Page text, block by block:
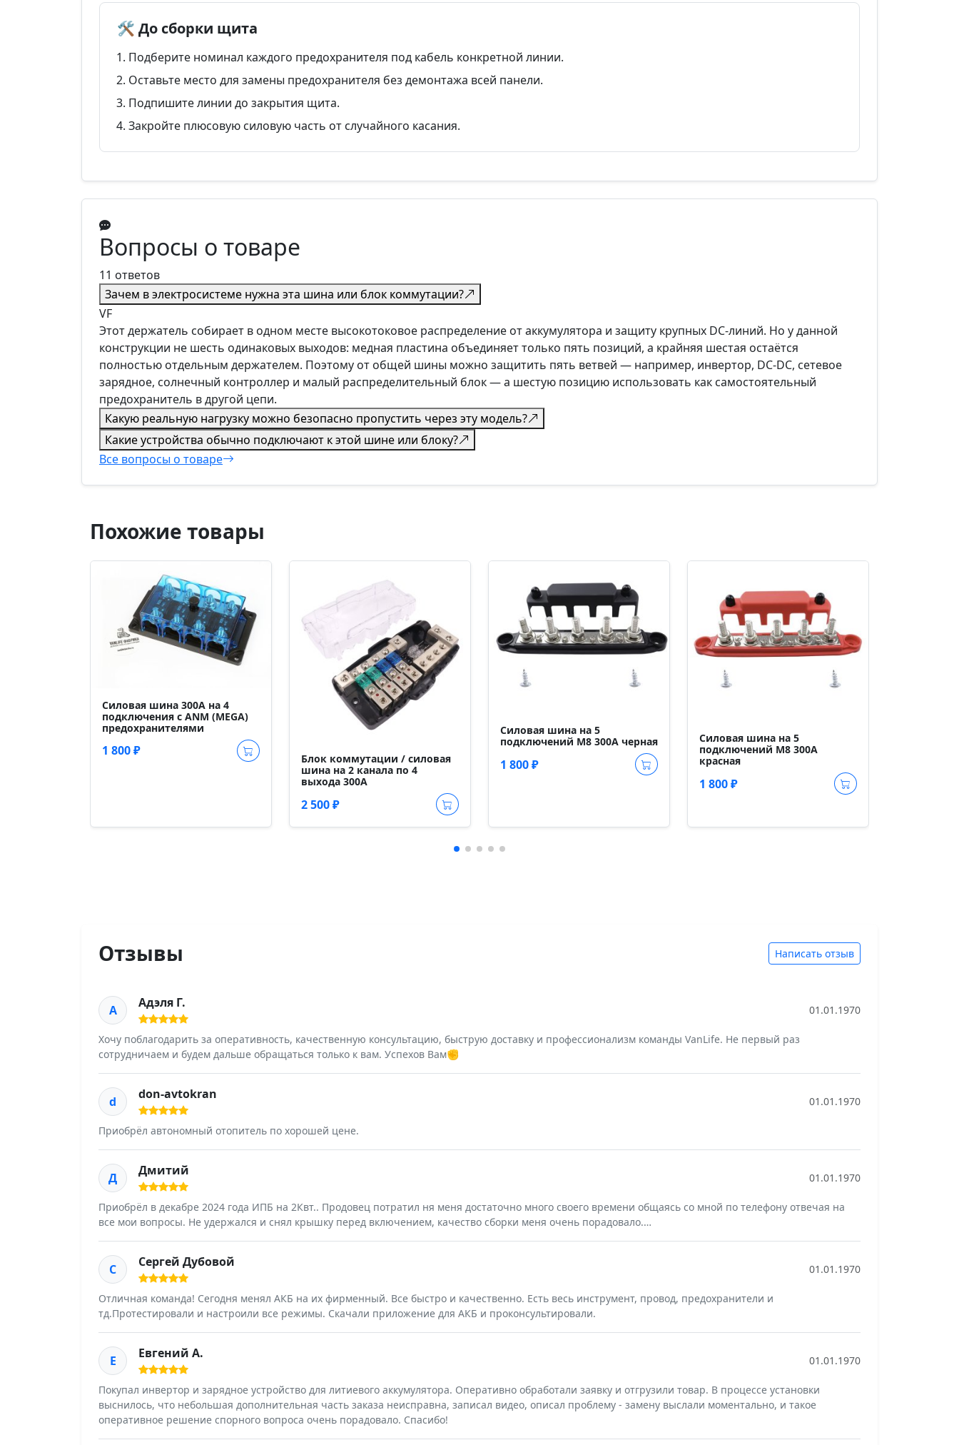
🛠️ До сборки щита
Подберите номинал каждого предохранителя под кабель конкретной линии.
Оставьте место для замены предохранителя без демонтажа всей панели.
Подпишите линии до закрытия щита.
Закройте плюсовую силовую часть от случайного касания.
Вопросы о товаре
11 ответов
Зачем в электросистеме нужна эта шина или блок коммутации?
VF
Этот держатель собирает в одном месте высокотоковое распределение от аккумулятора и защиту крупных DC-линий. Но у данной
конструкции не шесть одинаковых выходов: медная пластина объединяет только пять позиций, а крайняя шестая остаётся
полностью отдельным держателем. Поэтому от общей шины можно защитить пять ветвей — например, инвертор, DC-DC, сетевое
зарядное, солнечный контроллер и малый распределительный блок — а шестую позицию использовать как самостоятельный
предохранитель в другой цепи.
Какую реальную нагрузку можно безопасно пропустить через эту модель?
Какие устройства обычно подключают к этой шине или блоку?
Все вопросы о товаре
Похожие товары
Силовая шина 300А на 4
подключения с ANM (MEGA)
предохранителями
1 800 ₽
Блок коммутации / силовая
шина на 2 канала по 4
выхода 300А
2 500 ₽
Силовая шина на 5
подключений М8 300А черная
1 800 ₽
Силовая шина на 5
подключений М8 300А
красная
1 800 ₽
Отзывы Написать отзыв
А Адэля Г. 01.01.1970
Хочу поблагодарить за оперативность, качественную консультацию, быструю доставку и профессионализм команды VanLife. Не первый раз
сотрудничаем и будем дальше обращаться только к вам. Успехов Вам✊
d don-avtokran 01.01.1970
Приобрëл автономный отопитель по хорошей цене.
Д Дмитий 01.01.1970
Приобрёл в декабре 2024 года ИПБ на 2Квт.. Продовец потратил ня меня достаточно много своего времени общаясь со мной по телефону отвечая на
все мои вопросы. Не удержался и снял крышку перед включением, качество сборки меня очень порадовало.…
С Сергей Дубовой 01.01.1970
Отличная команда! Сегодня менял АКБ на их фирменный. Все быстро и качественно. Есть весь инструмент, провод, предохранители и
тд.Протестировали и настроили все режимы. Скачали приложение для АКБ и проконсультировали.
Е Евгений А. 01.01.1970
Покупал инвертор и зарядное устройство для литиевого аккумулятора. Оперативно обработали заявку и отгрузили товар. В процессе установки
выснилось, что небольшая дополнительная часть заказа неисправна, записал видео, описал проблему - замену выслали моментально, и такое
оперативное решение спорного вопроса очень порадовало. Спасибо!